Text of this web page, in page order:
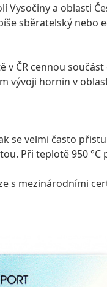
Vysočiny a oblasti
sběratelský
ČR cennou
vývoji hornin v
se velmi často
Při teplotě 950
s mezinárodními